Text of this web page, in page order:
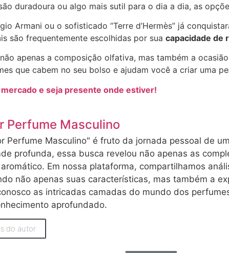
duradoura ou algo mais sutil para o dia a dia, as
Armani ou o sofisticado “Terre d’Hermès” já
são frequentemente escolhidas por sua capacidade de
apenas a composição olfativa, mas também a
que cabem no seu bolso e ajudam você a criar uma
e seja presente onde estiver!
Perfume Masculino
Perfume Masculino" é fruto da jornada pessoal de
profunda, essa busca revelou não apenas as
Em nossa plataforma, compartilhamos
não apenas suas características, mas também a
as intricadas camadas do mundo dos
aprofundado.
do autor